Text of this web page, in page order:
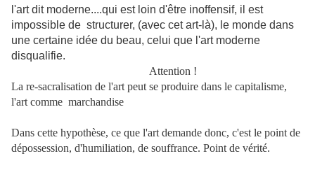
l'art dit moderne....qui est loin d'être inoffensif, il est
impossible de structurer, (avec cet art-là), le monde dans
une certaine idée du beau, celui que l'art moderne
disqualifie.
Attention !
La re-sacralisation de l'art peut se produire dans le capitalisme,
l'art comme marchandise
Dans cette hypothèse, ce que l'art demande donc, c'est le point de
dépossession, d'humiliation, de souffrance. Point de vérité.